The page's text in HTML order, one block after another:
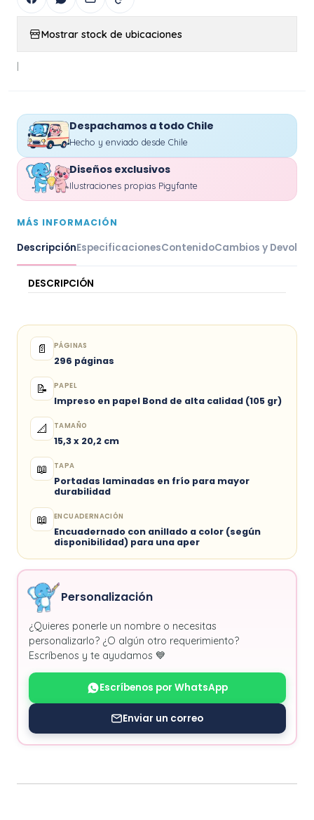
Mostrar stock de ubicaciones
|
Despachamos a todo Chile
Hecho y enviado desde Chile
Diseños exclusivos
Ilustraciones propias Pigyfante
MÁS INFORMACIÓN
DescripciónEspecificacionesContenidoCambios y
DESCRIPCIÓN
📄 PÁGINAS
296 páginas
📝 PAPEL
Impreso en papel Bond de alta calidad (105 gr)
📐 TAMAÑO
15,3 x 20,2 cm
📖 TAPA
Portadas laminadas en frío para mayor
durabilidad
📖 ENCUADERNACIÓN
Encuadernado con anillado a color (según
disponibilidad) para una aper
Personalización
¿Quieres ponerle un nombre o necesitas
personalizarlo? ¿O algún otro requerimiento?
Escríbenos y te ayudamos 💙
Escríbenos por WhatsApp
Enviar un correo